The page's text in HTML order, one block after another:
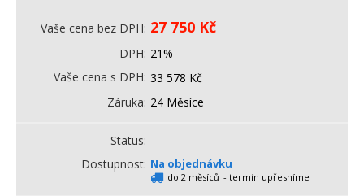
Vaše cena bez DPH 27 750 Kč
DPH 21%
Vaše cena s DPH 33 578 Kč
Záruka 24 Měsíce
Status
Dostupnost Na objednávku
do 2 měsíců - termín upřesníme